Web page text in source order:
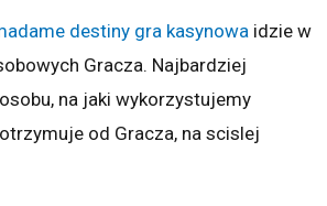
destiny gra kasynowa idzie w
Gracza. Najbardziej
na jaki wykorzystujemy
od Gracza, na scislej